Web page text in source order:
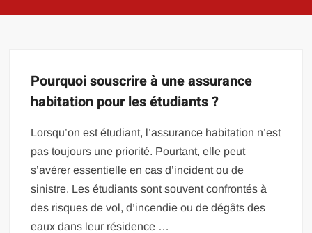
Pourquoi souscrire à une assurance
habitation pour les étudiants ?
Lorsqu’on est étudiant, l’assurance habitation n’est
pas toujours une priorité. Pourtant, elle peut
s’avérer essentielle en cas d’incident ou de
sinistre. Les étudiants sont souvent confrontés à
des risques de vol, d’incendie ou de dégâts des
eaux dans leur résidence …